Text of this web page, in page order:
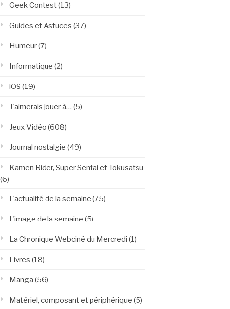
Geek Contest(13)
Guides et Astuces (37)
Humeur(7)
Informatique (2)
iOS (19)
J'aimerais jouer à… (5)
Jeux Vidéo (608)
Journal nostalgie (49)
Kamen Rider, Super Sentai et Tokusatsu
(6)
L'actualité de la semaine (75)
L'image de la semaine (5)
La Chronique Webciné du Mercredi (1)
Livres (18)
Manga (56)
Matériel, composant et périphérique (5)